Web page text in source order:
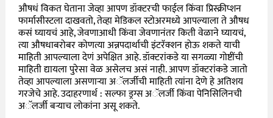
औषधं विकत घेताना जेव्हा आपण डॉक्टरची फाईल किंवा प्रिस्क्रीप्शन
फार्मासीस्टला दाखवतो, तेव्हा मेडिकल स्टोअरमध्ये आपल्याला ते औषध
कसं घ्यायचं आहे, जेवणाआधी किंवा जेवणानंतर किती वेळाने घ्यायचं,
त्या औषधाबरोबर कोणत्या अन्नपदार्थाची इंटरॅक्शन होऊ शकते याची
माहिती आपल्याला देणं अपेक्षित आहे. डॉक्टरांकडे या सगळ्या गोष्टींची
माहिती द्यायला पुरेसा वेळ असेलच असं नाही. आपण डॉक्टरांकडे जातो
तेव्हा आपल्याला असणाऱ्या अॅलर्जीची माहिती त्यांना देणे हे अतिशय
गरजेचे आहे. उदाहरणार्थ : सल्फा ड्रग्स अॅलर्जी किंवा पेनिसिलिनची
अॅलर्जी बऱ्याच लोकांना असू शकते.